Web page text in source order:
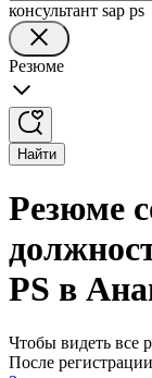
консультант sap ps
Резюме
Найти
Резюме
PS в
Чтобы видеть все
После